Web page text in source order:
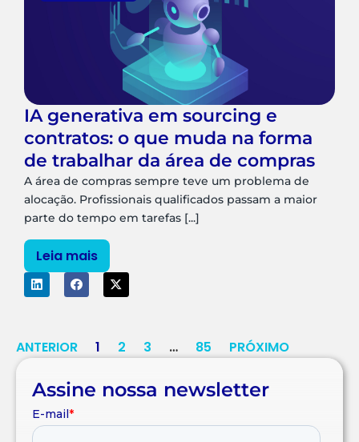
IA generativa em sourcing e
contratos: o que muda na forma
de trabalhar da área de compras
A área de compras sempre teve um problema de
alocação. Profissionais qualificados passam a maior
parte do tempo em tarefas [...]
Leia mais
ANTERIOR 1 2 3 … 85 PRÓXIMO
Assine nossa newsletter